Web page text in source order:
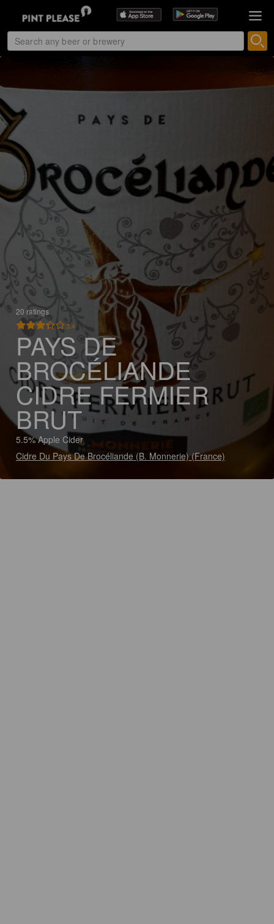
20 ratings
3.4
PAYS DE
BROCÉLIANDE
CIDRE FERMIER
BRUT
5.5% Apple Cider
Cidre Du Pays De Brocéliande (B. Monnerie) (France)